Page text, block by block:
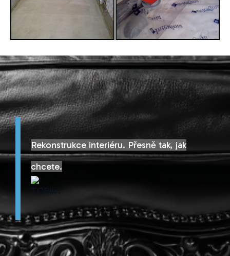
Rekonstrukce interiéru. Přesně tak, jak
chcete.